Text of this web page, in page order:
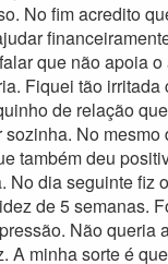
No fim acredito
que não apoia o
Fiquei tão irritada
de relação
No mesmo
também deu
No dia seguinte fiz
de 5 semanas.
Não queria
A minha sorte é